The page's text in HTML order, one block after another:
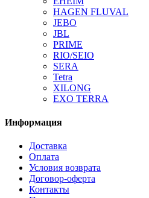
HAGEN FLUVAL
JEBO
JBL
PRIME
RIO/SEIO
SERA
Tetra
XILONG
EXO TERRA
Информация
Доставка
Оплата
Условия возврата
Договор-оферта
Контакты